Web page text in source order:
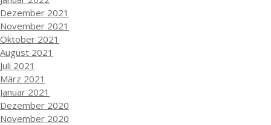
Dezember 2021
November 2021
Oktober 2021
August 2021
Juli 2021
März 2021
Januar 2021
Dezember 2020
November 2020